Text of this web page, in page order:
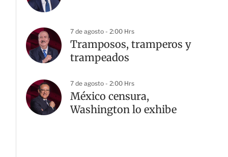
7 de agosto - 2:00 Hrs
Tramposos, tramperos y
trampeados
7 de agosto - 2:00 Hrs
México censura,
Washington lo exhibe